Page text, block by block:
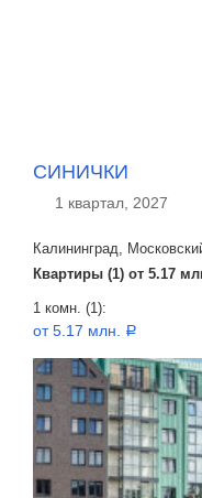
СИНИЧКИ
1 квартал, 2027
Калининград,
Квартиры (1) от 5.17
1 комн. (1):
от 5.17 млн. a